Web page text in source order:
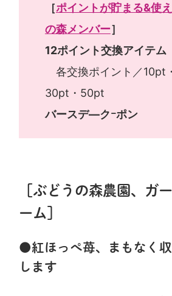
［ポイントが貯まる&使
の森メンバー］
12ポイント交換アイテム
各交換ポイント／10pt
30pt・50pt
バースデ―クｰポン
［ぶどうの森農園、ガ
ーム］
●紅ほっぺ苺、まもなく
します